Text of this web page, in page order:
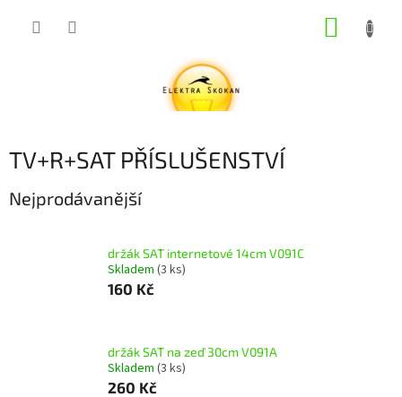
TV+R+SAT PŘÍSLUŠENSTVÍ
Nejprodávanější
držák SAT internetové 14cm V091C
Skladem (3 ks)
160 Kč
držák SAT na zeď 30cm V091A
Skladem (3 ks)
260 Kč